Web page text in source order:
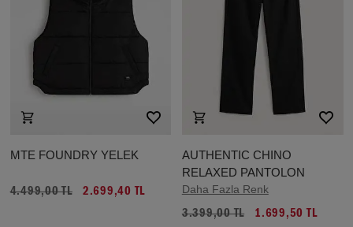
MTE FOUNDRY YELEK
4.499,00 TL 2.699,40 TL
AUTHENTIC CHINO
RELAXED PANTOLON
Daha Fazla Renk
3.399,00 TL 1.699,50 TL